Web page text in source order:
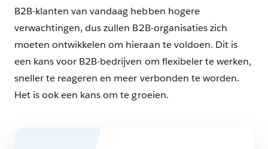
B2B-klanten van vandaag hebben hogere
verwachtingen, dus zullen B2B-organisaties zich
moeten ontwikkelen om hieraan te voldoen. Dit is
een kans voor B2B-bedrijven om flexibeler te werken,
sneller te reageren en meer verbonden te worden.
Het is ook een kans om te groeien.